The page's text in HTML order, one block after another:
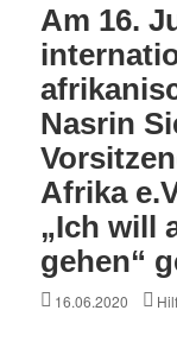
Am 16.
Nasrin
Afrika
„Ich will
gehen“
Posted
16.06.2020